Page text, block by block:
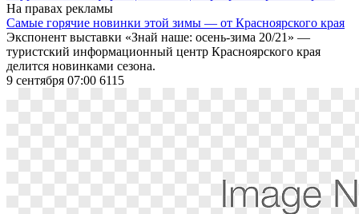
На правах рекламы
Самые горячие новинки этой зимы — от Красноярского края
Экспонент выставки «Знай наше: осень-зима 20/21» —
туристский информационный центр Красноярского края
делится новинками сезона.
9 сентября 07:00 6115